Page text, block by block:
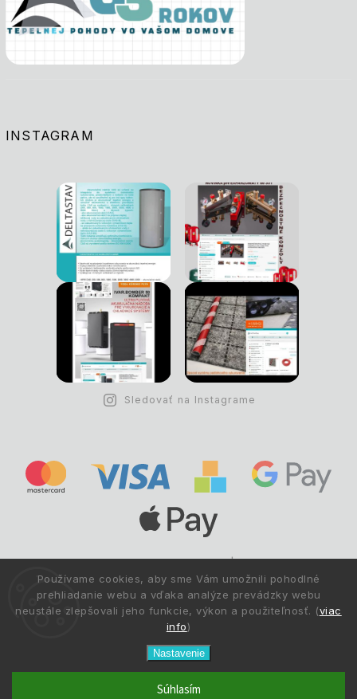
Používame cookies, aby sme Vám umožnili pohodlné
prehliadanie webu a vďaka analýze prevádzky webu
neustále zlepšovali jeho funkcie, výkon a použiteľnosť. (viac
info)
Nastavenie
Súhlasím
INSTAGRAM
Sledovať na Instagrame
Copyright © 1993 -2026 Deltastav.sk|
.
Všetky práva vyhradené.